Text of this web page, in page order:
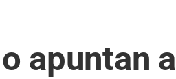
apuntan a